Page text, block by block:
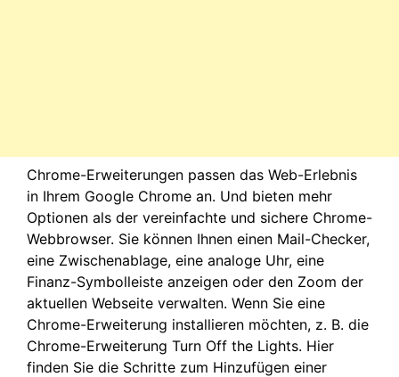
Chrome-Erweiterungen passen das Web-Erlebnis
in Ihrem Google Chrome an. Und bieten mehr
Optionen als der vereinfachte und sichere Chrome-
Webbrowser. Sie können Ihnen einen Mail-Checker,
eine Zwischenablage, eine analoge Uhr, eine
Finanz-Symbolleiste anzeigen oder den Zoom der
aktuellen Webseite verwalten. Wenn Sie eine
Chrome-Erweiterung installieren möchten, z. B. die
Chrome-Erweiterung Turn Off the Lights. Hier
finden Sie die Schritte zum Hinzufügen einer